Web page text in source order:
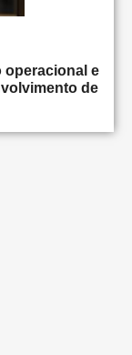
operacional e
de